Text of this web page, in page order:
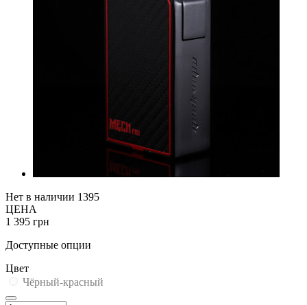
Нет в наличии 1395
ЦЕНА
1 395 грн
Доступные опции
Цвет
Чёрный-красный